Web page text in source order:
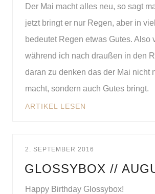
Der Mai macht alles neu, so sagt
jetzt bringt er nur Regen, aber in
bedeutet Regen etwas Gutes. Also
während ich nach draußen in den
daran zu denken das der Mai nicht
macht, sondern auch Gutes bringt.
ARTIKEL LESEN
2. SEPTEMBER 2016
GLOSSYBOX //
Happy Birthday Glossybox!